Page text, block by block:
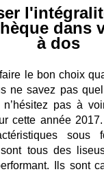
dans
à dos
le bon choix
ne savez pas
pas à
cette année
sous
tous des
Ils sont